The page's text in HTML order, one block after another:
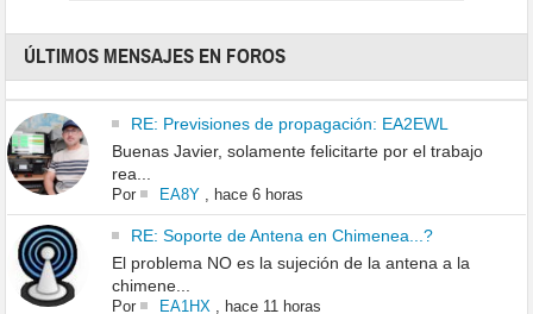
ÚLTIMOS MENSAJES EN FOROS
RE: Previsiones de propagación: EA2EWL
Buenas Javier, solamente felicitarte por el trabajo
rea...
Por EA8Y, hace 6 horas
RE: Soporte de Antena en Chimenea...?
El problema NO es la sujeción de la antena a la
chimene...
Por EA1HX hace 11 horas